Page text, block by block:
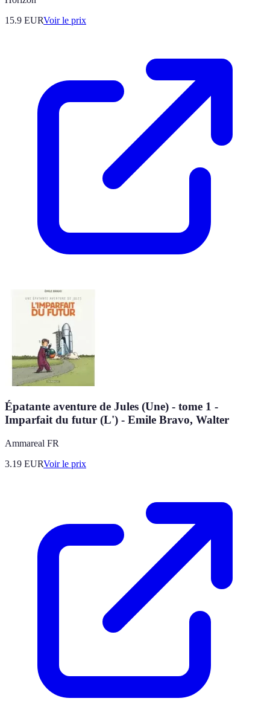
15.9 EURVoir le prix
Épatante aventure de Jules (Une) - tome 1 -
Imparfait du futur (L') - Emile Bravo, Walter
Ammareal FR
3.19 EURVoir le prix